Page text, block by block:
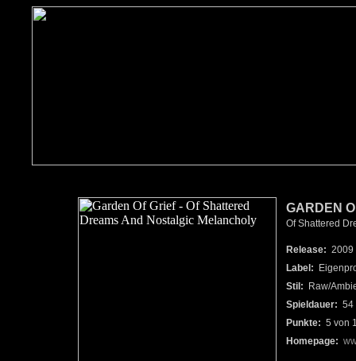
GARDEN
Of Shattered
Release: 2009
Label:
Stil: Raw/
Spieldauer: 54
Punkte: 5 von
Homepage: